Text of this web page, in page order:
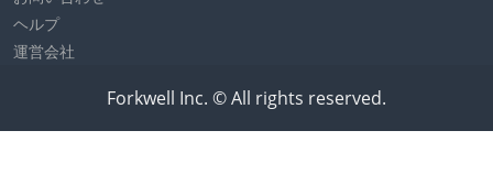
ヘルプ
運営会社
Forkwell Inc. © All rights reserved.